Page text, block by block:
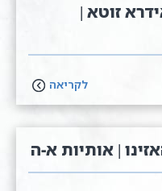
זוטא |
לקריאה
| אותיות א-ה